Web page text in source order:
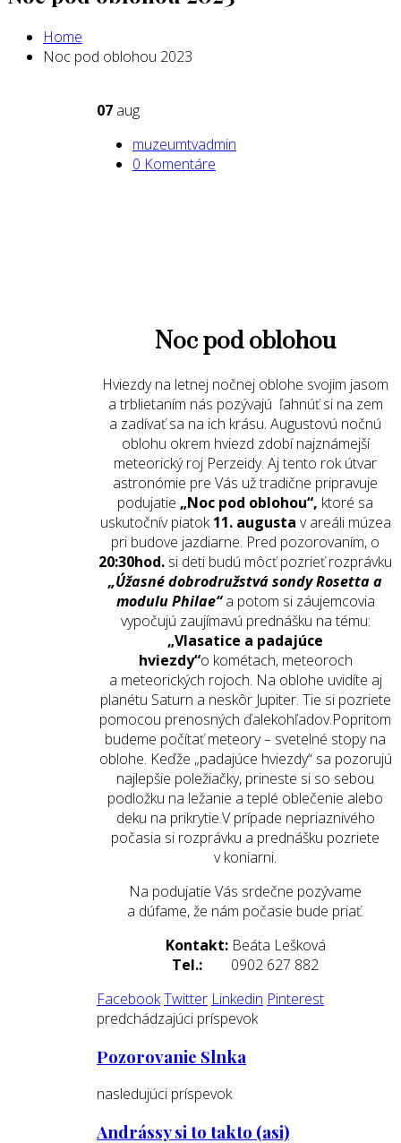
Home
Noc pod oblohou 2023
07 aug
muzeumtvadmin
0 Komentáre
Noc pod oblohou
Hviezdy na letnej nočnej oblohe svojim jasom
a trblietaním nás pozývajú ľahnúť si na zem
a zadívať sa na ich krásu. Augustovú nočnú
oblohu okrem hviezd zdobí najznámejší
meteorický roj Perzeidy. Aj tento rok útvar
astronómie pre Vás už tradične pripravuje
podujatie „Noc pod oblohou“, ktoré sa
uskutočnív piatok11. augusta v areáli múzea
pri budove jazdiarne. Pred pozorovaním, o
20:30hod. si deti budú môcť pozrieť rozprávku
„Úžasné dobrodružstvá sondy Rosetta a
modulu Philae“a potom si záujemcovia
vypočujú zaujímavú prednášku na tému:
„Vlasatice a padajúce
hviezdy“o kométach, meteoroch
a meteorických rojoch. Na oblohe uvidíte aj
planétu Saturn a neskôr Jupiter. Tie si pozriete
pomocou prenosných ďalekohľadov.Popritom
budeme počítať meteory – svetelné stopy na
oblohe. Keďže „padajúce hviezdy“ sa pozorujú
najlepšie poležiačky, prineste si so sebou
podložku na ležanie a teplé oblečenie alebo
deku na prikrytie.V prípade nepriaznivého
počasia si rozprávku a prednášku pozriete
v koniarni.
Na podujatie Vás srdečne pozývame
a dúfame, že nám počasie bude priať.
Kontakt:Beáta Lešková
Tel.: 0902 627 882
FacebookTwitter Linkedin Pinterest
predchádzajúci príspevok
Pozorovanie Slnka
nasledujúci príspevok
Andrássy si to takto (asi)